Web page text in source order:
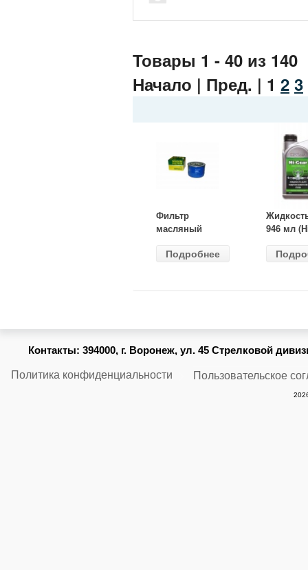
Товары 1 - 40 из 140
Начало | Пред. | 1 2 3
Фильтр
масляный
(MANN) W
Подробнее
946 мл
Контакты: 394000, г. Воронеж, ул. 45 Стрелковой
Политика конфиденциальности Пользовательское